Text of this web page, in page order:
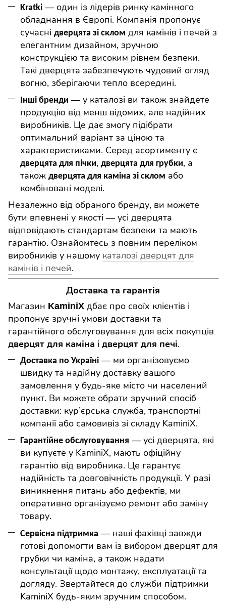
Kratki — один із лідерів ринку камінного
обладнання в Європі. Компанія пропонує
сучасні дверцята зі склом для камінів і печей з
елегантним дизайном, зручною
конструкцією та високим рівнем безпеки.
Такі дверцята забезпечують чудовий огляд
вогню, зберігаючи тепло всередині.
Інші бренди — у каталозі ви також знайдете
продукцію від менш відомих, але надійних
виробників. Це дає змогу підібрати
оптимальний варіант за ціною та
характеристиками. Серед асортименту є
дверцята для пічки, дверцята для грубки, а
також дверцята для каміна зі склом або
комбіновані моделі.
Незалежно від обраного бренду, ви можете
бути впевнені у якості — усі дверцята
відповідають стандартам безпеки та мають
гарантію. Ознайомтесь з повним переліком
виробників у нашому каталозі дверцят для
камінів і печей.
Доставка та гарантія
Магазин KaminiX дбає про своїх клієнтів і
пропонує зручні умови доставки та
гарантійного обслуговування для всіх покупців
дверцят для каміна і дверцят для печі.
Доставка по Україні — ми організовуємо
швидку та надійну доставку вашого
замовлення у будь-яке місто чи населений
пункт. Ви можете обрати зручний спосіб
доставки: кур’єрська служба, транспортні
компанії або самовивіз зі складу KaminiX.
Гарантійне обслуговування — усі дверцята, які
ви купуєте у KaminiX, мають офіційну
гарантію від виробника. Це гарантує
надійність та довговічність продукції. У разі
виникнення питань або дефектів, ми
оперативно організуємо ремонт або заміну
товару.
Сервісна підтримка — наші фахівці завжди
готові допомогти вам із вибором дверцят для
грубки чи каміна, а також надати
консультації щодо монтажу, експлуатації та
догляду. Звертайтеся до служби підтримки
KaminiX будь-яким зручним способом.